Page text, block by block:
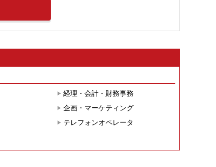
経理・会計・財務事務
企画・マーケティング
テレフォンオペレータ